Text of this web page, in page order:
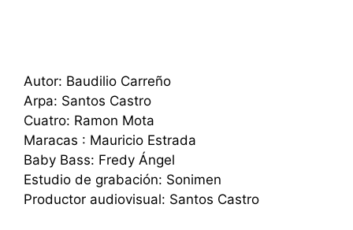
Autor: Baudilio Carreño
Arpa: Santos Castro
Cuatro: Ramon Mota
Maracas : Mauricio Estrada
Baby Bass: Fredy Ángel
Estudio de grabación: Sonimen
Productor audiovisual: Santos Castro